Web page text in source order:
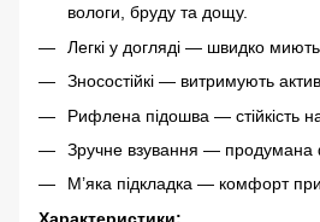
вологи, бруду та дощу.
Легкі у догляді — швидко
Зносостійкі — витримують
Рифлена підошва — стійкість
Зручне взування — продумана
М’яка підкладка — комфорт при
Характеристики: